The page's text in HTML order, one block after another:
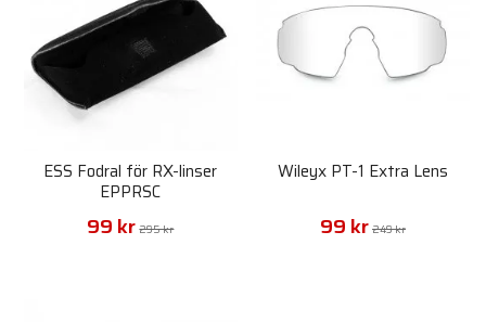
ESS Fodral för RX-linser
EPPRSC
99 kr 295 kr
Wileyx PT-1 Extra Lens
99 kr 249 kr